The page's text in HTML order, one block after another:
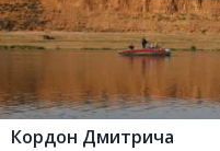
Кордон Дмитрича